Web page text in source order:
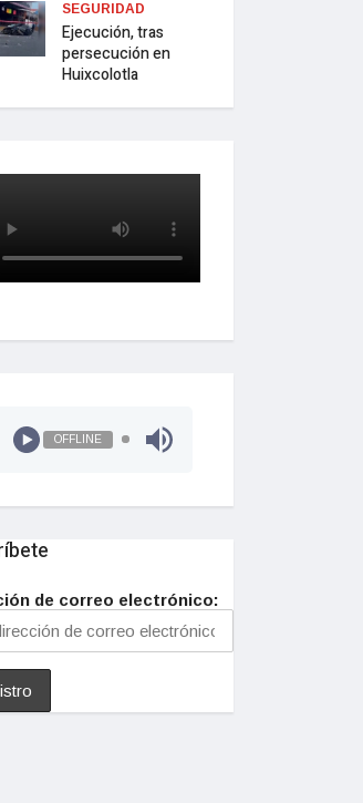
SEGURIDAD
Ejecución, tras
persecución en
Huixcolotla
OFFLINE
de correo electrónico: